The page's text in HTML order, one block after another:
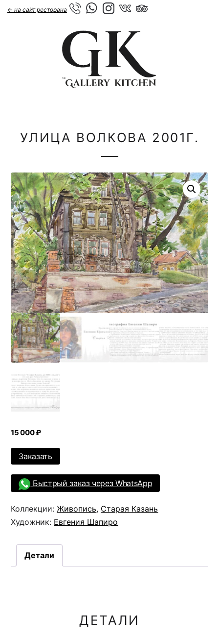
УЛИЦА ВОЛКОВА 2001Г.
15 000₽
Заказать
Быстрый заказ через WhatsApp
Коллекции:Живопись, Старая Казань
Художник: Евгения Шапиро
Детали
ДЕТАЛИ
← на сайт ресторана